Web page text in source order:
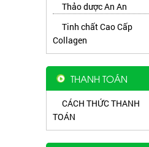
Thảo dược An An
Tinh chất Cao Cấp
Collagen
THANH TOÁN
CÁCH THỨC THANH
TOÁN